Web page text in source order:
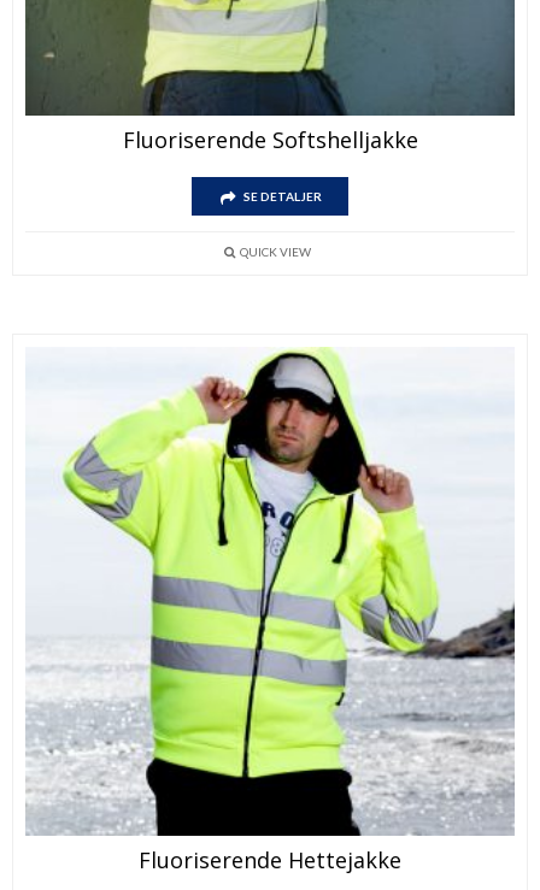
Fluoriserende Softshelljakke
SE DETALJER
QUICK VIEW
Fluoriserende Hettejakke